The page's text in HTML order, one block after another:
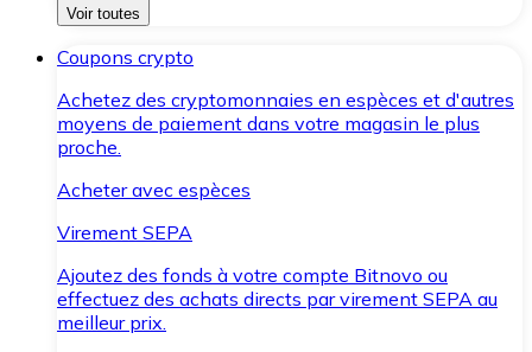
Voir toutes
Coupons crypto
Achetez des cryptomonnaies en espèces et d'autres
moyens de paiement dans votre magasin le plus
proche.
Acheter avec espèces
Virement SEPA
Ajoutez des fonds à votre compte Bitnovo ou
effectuez des achats directs par virement SEPA au
meilleur prix.